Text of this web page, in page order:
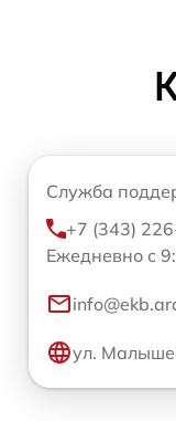
Служба
+7 (343)
Ежедневно с
ул.